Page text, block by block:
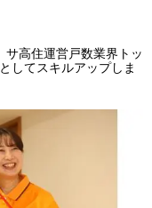
サ高住運営戸数業界トッ
してスキルアップしま